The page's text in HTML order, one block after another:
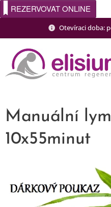
REZERVOVAT ONLINE
Otevíraci doba:
Manuální
10x55minut